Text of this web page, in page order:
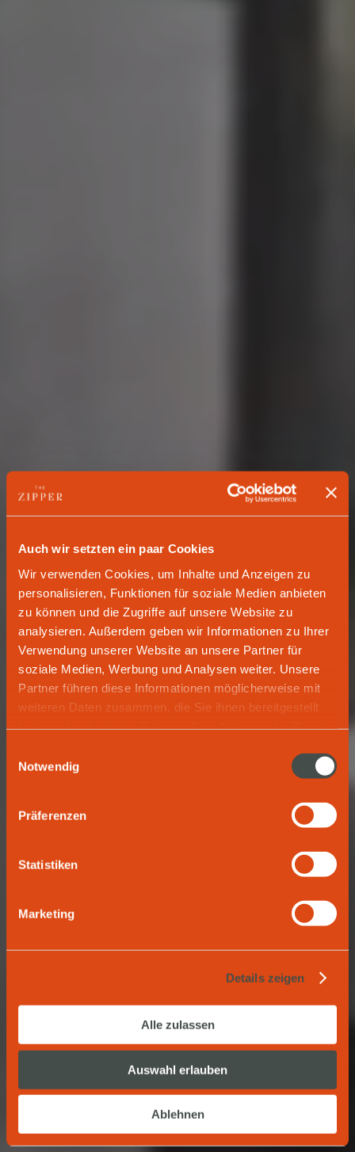
Auch wir setzten ein paar Cookies
Wir verwenden Cookies, um Inhalte und Anzeigen zu
personalisieren, Funktionen für soziale Medien anbieten
zu können und die Zugriffe auf unsere Website zu
analysieren. Außerdem geben wir Informationen zu Ihrer
Verwendung unserer Website an unsere Partner für
soziale Medien, Werbung und Analysen weiter. Unsere
Partner führen diese Informationen möglicherweise mit
weiteren Daten zusammen, die Sie ihnen bereitgestellt
Notwendig
Präferenzen
Statistiken
Marketing
Details zeigen
Alle zulassen
Auswahl erlauben
Ablehnen
PREMIUM HOTEL & APARTMENTS
Be Our Guest. Feel
At Home. The